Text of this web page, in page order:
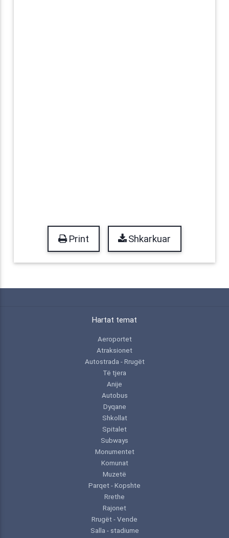
Print Shkarkuar
Hartat temat
Aeroportet
Atraksionet
Autostrada - Rrugët
Të tjera
Anije
Autobus
Dyqane
Shkollat
Spitalet
Subways
Monumentet
Komunat
Muzetë
Parqet - Kopshte
Rrethe
Rajonet
Rrugët - Vende
Salla - stadiume